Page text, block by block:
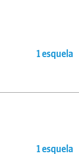
1 esquela
1 esquela